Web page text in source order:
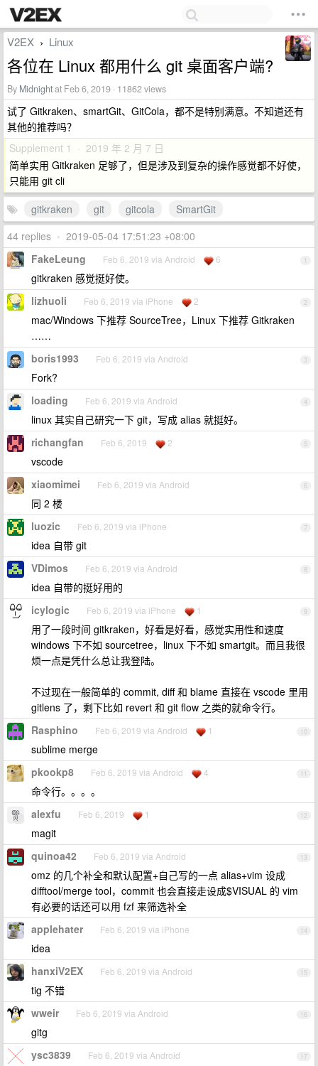
V2EX › Linux
各位在 Linux 都用什么 git 桌面客户端?
By Midnightat Feb 6, 2019 · 11862 views
试了 Gitkraken、smartGit、GitCola，都不是特别满意。不知道还有
其他的推荐吗？
Supplement 1 · 2019 年 2 月 7 日
简单实用 Gitkraken 足够了，但是涉及到复杂的操作感觉都不好使，
只能用 git cli
gitkraken
git gitcola
SmartGit
44 replies • 2019-05-04 17:51:23 +08:00
1
FakeLeung Feb 6, 2019 via Android 6
gitkraken 感觉挺好使。
2
lizhuoli Feb 6, 2019 via iPhone 2
mac/Windows 下推荐 SourceTree，Linux 下推荐 Gitkraken
……
3
boris1993 Feb 6, 2019 via Android
Fork?
4
loading Feb 6, 2019 via Android
linux 其实自己研究一下 git，写成 alias 就挺好。
5
richangfan Feb 6, 2019 2
vscode
6
xiaomimei Feb 6, 2019 via Android
同 2 楼
7
luozic Feb 6, 2019 via iPhone
idea 自带 git
8
VDimos Feb 6, 2019 via Android
idea 自带的挺好用的
9
icylogic Feb 6, 2019 via iPhone 1
用了一段时间 gitkraken，好看是好看，感觉实用性和速度
windows 下不如 sourcetree，linux 下不如 smartgit。而且我很
烦一点是凭什么总让我登陆。
不过现在一般简单的 commit, diff 和 blame 直接在 vscode 里用
gitlens 了，剩下比如 revert 和 git flow 之类的就命令行。
10
Rasphino Feb 6, 2019 via Android 1
sublime merge
11
pkookp8 Feb 6, 2019 via Android 4
命令行。。。。
12
alexfu Feb 6, 2019 1
magit
13
quinoa42 Feb 6, 2019 via Android
omz 的几个补全和默认配置+自己写的一点 alias+vim 设成
difftool/merge tool，commit 也会直接走设成$VISUAL 的 vim
有必要的话还可以用 fzf 来筛选补全
14
applehater Feb 6, 2019 via iPhone
idea
15
hanxiV2EX Feb 6, 2019 via Android
tig 不错
16
wweir Feb 6, 2019 via Android
gitg
17
ysc3839 Feb 6, 2019 via Android